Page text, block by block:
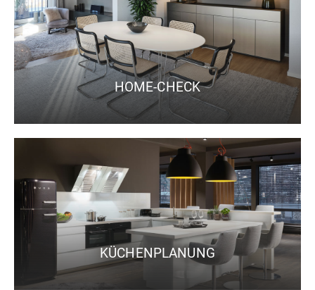
HOME-CHECK
KÜCHENPLANUNG